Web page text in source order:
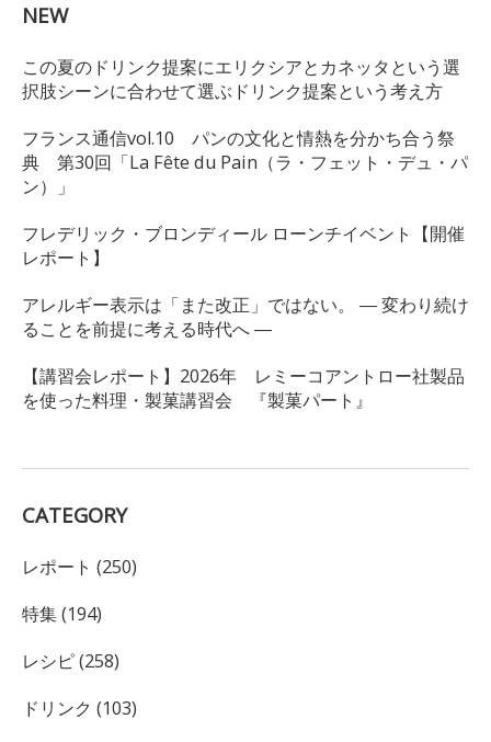
NEW
この夏のドリンク提案にエリクシアとカネッタという選
択肢シーンに合わせて選ぶドリンク提案という考え方
フランス通信vol.10 パンの文化と情熱を分かち合う祭
典 第30回「La Fête du Pain（ラ・フェット・デュ・パ
ン）」
フレデリック・ブロンディール ローンチイベント【開催
レポート】
アレルギー表示は「また改正」ではない。 ― 変わり続け
ることを前提に考える時代へ ―
【講習会レポート】2026年 レミーコアントロー社製品
を使った料理・製菓講習会 『製菓パート』
CATEGORY
レポート (250)
特集 (194)
レシピ (258)
ドリンク (103)